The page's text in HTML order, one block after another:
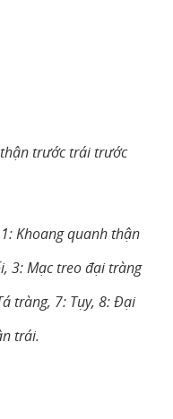
trước trái trước
Khoang quanh thận
3: Mạc treo đại tràng
tràng, 7: Tụy, 8: Đại
trái.